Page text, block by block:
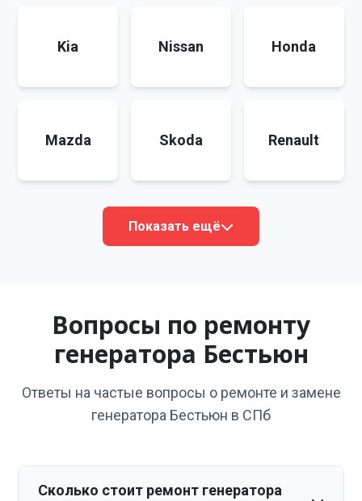
Kia Nissan Honda
Mazda Skoda Renault
Показать ещё
Вопросы по ремонту
генератора Бестьюн
Ответы на частые вопросы о ремонте и замене
генератора Бестьюн в СПб
Сколько стоит ремонт генератора